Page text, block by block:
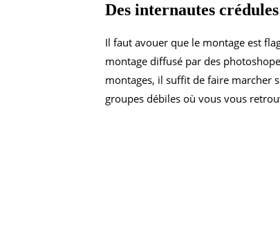
Des internautes crédules
Il faut avouer que le montage est
montage diffusé par des
montages, il suffit de faire marcher
groupes débiles où vous vous